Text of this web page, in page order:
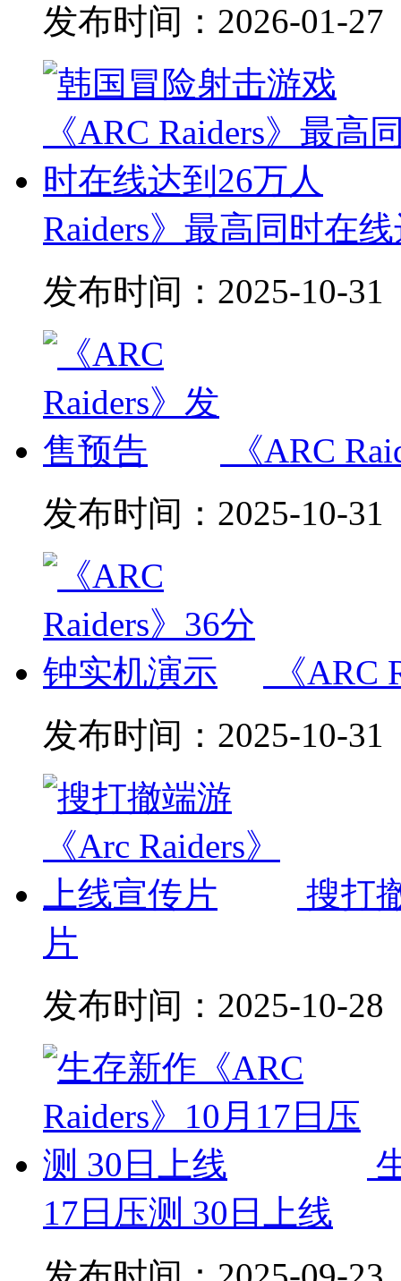
发布时间： 2026-01-27
Raiders》最高同时在
发布时间： 2025-10-31
《ARC
发布时间： 2025-10-31
《
发布时间： 2025-10-31
搜打
片
发布时间： 2025-10-28
17日压测 30日上线